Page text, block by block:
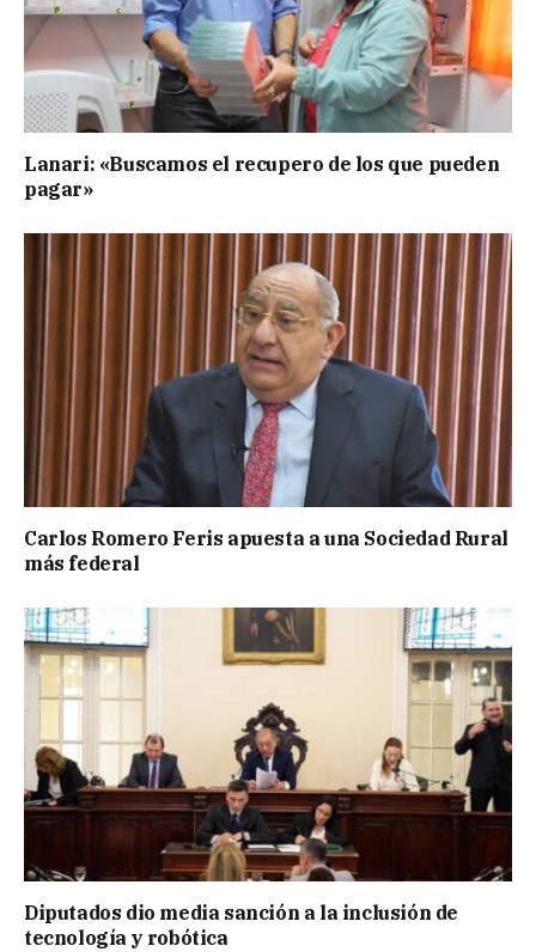
Lanari: «Buscamos el recupero de los que pueden
pagar»
Carlos Romero Feris apuesta a una Sociedad Rural
más federal
Diputados dio media sanción a la inclusión de
tecnología y robótica